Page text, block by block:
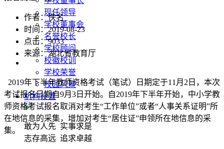
现任领导
学校董事会
名誉校长
学校顾问
校徽校训
学校荣誉
校园风景
机构设置
敢为人先 实事求是
志存高远 追求卓越
作者：佚名
时间：2019-08-23
点击：9033
来源：湖北省教育厅
2019年下半年教师资格考试（笔试）日期定于11月2日，本次
考试报名日期自9月3日开始。自2019年下半年开始，中小学教
师资格考试报名取消对考生“工作单位”或者“人事关系证明”所
在地信息的采集，增加对考生“居住证”申领所在地信息的采
集。